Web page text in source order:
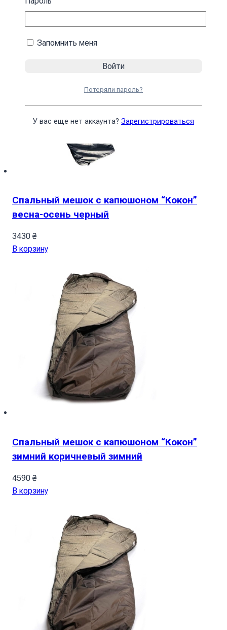
В корзину
Спальный мешок с капюшоном “Кокон”
весна-осень черный
3430 ₴
В корзину
Спальный мешок с капюшоном “Кокон”
зимний коричневый зимний
4590 ₴
В корзину
Запомнить меня
Потеряли пароль?
У вас еще нет аккаунта? Зарегистрироваться